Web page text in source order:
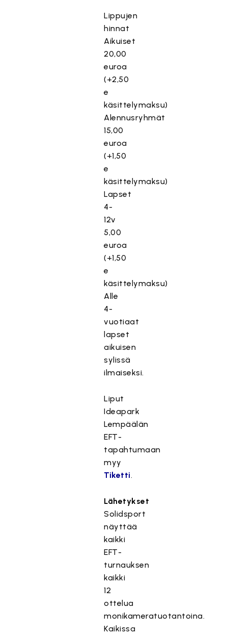
Lippujen
hinnat
Aikuiset
20,00
euroa
(+2,50
e
käsittelymaksu)
Alennusryhmät
15,00
euroa
(+1,50
e
käsittelymaksu)
Lapset
4-
12v
5,00
euroa
(+1,50
e
käsittelymaksu)
Alle
4-
vuotiaat
lapset
aikuisen
sylissä
ilmaiseksi.
Liput
Ideapark
Lempäälän
EFT-
tapahtumaan
myy
Tiketti.
Lähetykset
Solidsport
näyttää
kaikki
EFT-
turnauksen
kaikki
12
ottelua
monikameratuotantoina.
Kaikissa